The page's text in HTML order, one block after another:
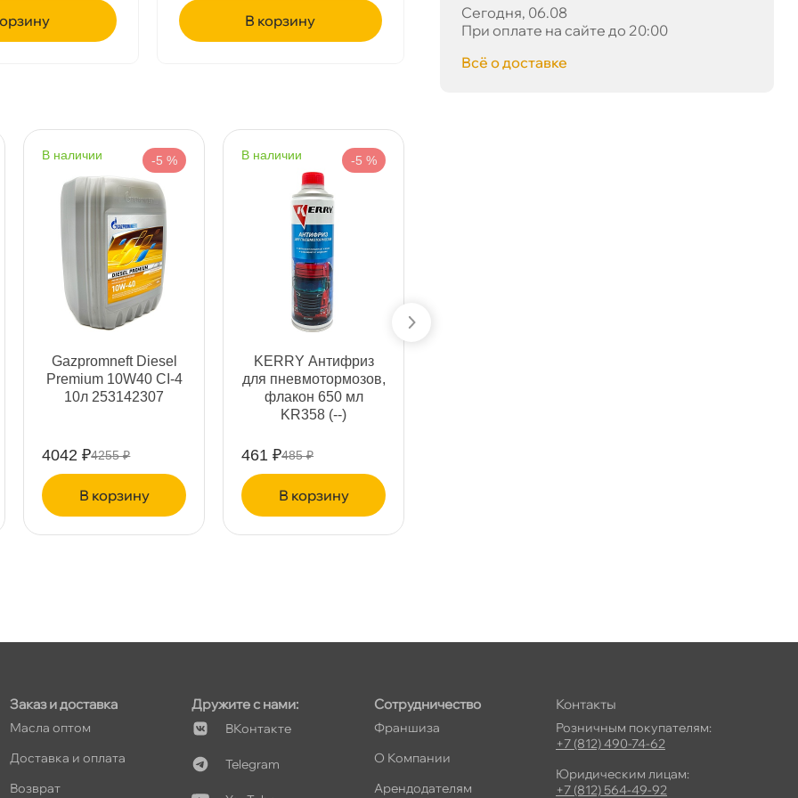
корзину корзину
наличии -5 %
Gazpromneft Diesel
Premium 10W40 CI-4
10л 253142307
4042 ₽4255 ₽
корзину
наличии -5 %
KERRY Антифриз
для пневмотормозов,
флакон 650 мл
KR358 (--)
461 ₽485 ₽
корзину
Сегодня, 06.08
При оплате на сайте до 20:00
сё о доставке
Заказ и доставка
Масла оптом
Доставка и оплата
озврат
Дружите с нами:
Контакте
Telegram
Сотрудничество
Франшиза
О Компании
Арендодателям
Контакты
Розничным покупателям:
+7 (812) 490-74-62
Юридическим лицам:
+7 (812) 564-49-92